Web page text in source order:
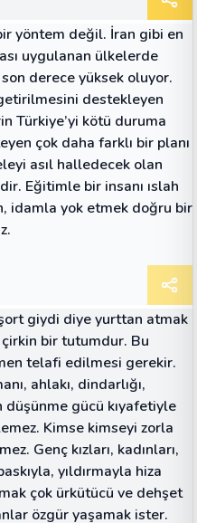
yöntem değil. İran gibi en
uygulanan ülkelerde
derece yüksek oluyor.
destekleyen
Türkiye’yi kötü duruma
çok daha farklı bir planı
asıl halledecek olan
Eğitimle bir insanı ıslah
idamla yok etmek doğru bir
şort giydi diye yurttan atmak
çirkin bir tutumdur. Bu
telafi edilmesi gerekir.
ahlakı, dindarlığı,
düşünme gücü kıyafetiyle
Kimse kimseyi zorla
Genç kızları, kadınları,
yıldırmayla hiza
çok ürkütücü ve dehşet
özgür yaşamak ister.